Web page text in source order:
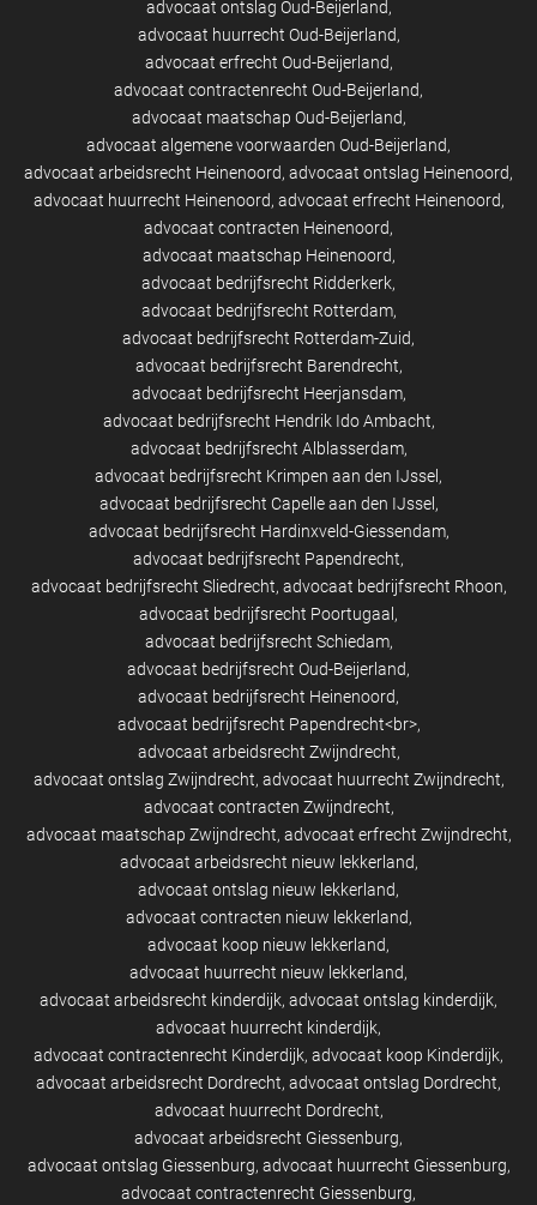
advocaat ontslag Oud-Beijerland
advocaat huurrecht Oud-Beijerland
advocaat erfrecht Oud-Beijerland
advocaat contractenrecht Oud-Beijerland
advocaat maatschap Oud-Beijerland
advocaat algemene voorwaarden Oud-Beijerland
advocaat arbeidsrecht Heinenoord advocaat ontslag Heinenoord
advocaat huurrecht Heinenoord advocaat erfrecht Heinenoord
advocaat contracten Heinenoord
advocaat maatschap Heinenoord
advocaat bedrijfsrecht Ridderkerk
advocaat bedrijfsrecht Rotterdam
advocaat bedrijfsrecht Rotterdam-Zuid
advocaat bedrijfsrecht Barendrecht
advocaat bedrijfsrecht Heerjansdam
advocaat bedrijfsrecht Hendrik Ido Ambacht
advocaat bedrijfsrecht Alblasserdam
advocaat bedrijfsrecht Krimpen aan den IJssel
advocaat bedrijfsrecht Capelle aan den IJssel
advocaat bedrijfsrecht Hardinxveld-Giessendam
advocaat bedrijfsrecht Papendrecht
advocaat bedrijfsrecht Sliedrecht advocaat bedrijfsrecht Rhoon
advocaat bedrijfsrecht Poortugaal
advocaat bedrijfsrecht Schiedam
advocaat bedrijfsrecht Oud-Beijerland
advocaat bedrijfsrecht Heinenoord
advocaat bedrijfsrecht Papendrecht<br>
advocaat arbeidsrecht Zwijndrecht
advocaat ontslag Zwijndrecht advocaat huurrecht Zwijndrecht
advocaat contracten Zwijndrecht
advocaat maatschap Zwijndrecht advocaat erfrecht Zwijndrecht
advocaat arbeidsrecht nieuw lekkerland
advocaat ontslag nieuw lekkerland
advocaat contracten nieuw lekkerland
advocaat koop nieuw lekkerland
advocaat huurrecht nieuw lekkerland
advocaat arbeidsrecht kinderdijk advocaat ontslag kinderdijk
advocaat huurrecht kinderdijk
advocaat contractenrecht Kinderdijk advocaat koop Kinderdijk
advocaat arbeidsrecht Dordrecht advocaat ontslag Dordrecht
advocaat huurrecht Dordrecht
advocaat arbeidsrecht Giessenburg
advocaat ontslag Giessenburg advocaat huurrecht Giessenburg
advocaat contractenrecht Giessenburg